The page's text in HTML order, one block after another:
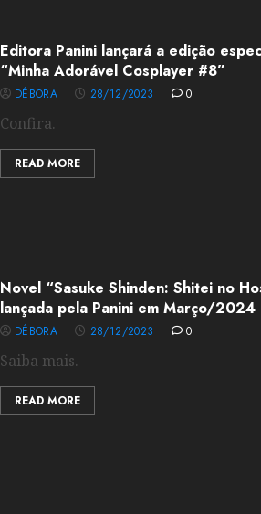
Editora Panini lançará a edição
“Minha Adorável Cosplayer #8”
DÉBORA 28/12/2023 0
Confira.
READ MORE
Novel “Sasuke Shinden: Shitei no
lançada pela Panini em Março/2024
DÉBORA 28/12/2023 0
Saiba mais.
READ MORE